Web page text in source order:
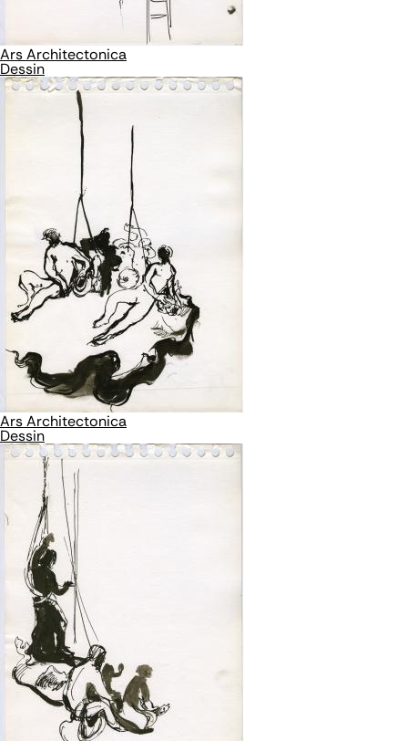
Ars Architectonica
Dessin
Ars Architectonica
Dessin